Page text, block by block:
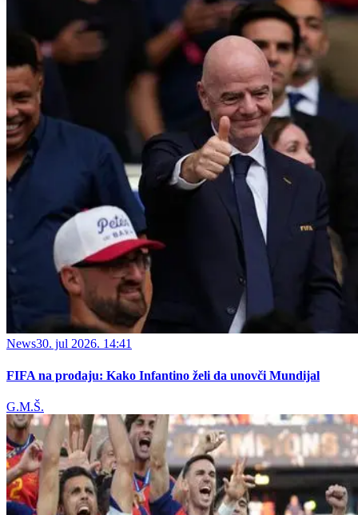
News30. jul 2026. 14:41
FIFA na prodaju: Kako Infantino želi da unovči Mundijal
G.M.Š.